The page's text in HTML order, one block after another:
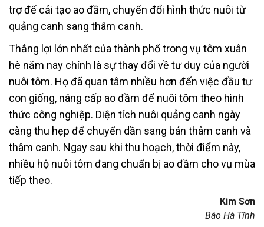
trợ để cải tạo ao đầm, chuyển đổi hình thức nuôi từ
quảng canh sang thâm canh.
Thắng lợi lớn nhất của thành phố trong vụ tôm xuân
hè năm nay chính là sự thay đổi về tư duy của người
nuôi tôm. Họ đã quan tâm nhiều hơn đến việc đầu tư
con giống, nâng cấp ao đầm để nuôi tôm theo hình
thức công nghiệp. Diện tích nuôi quảng canh ngày
càng thu hẹp để chuyển dần sang bán thâm canh và
thâm canh. Ngay sau khi thu hoạch, thời điểm này,
nhiều hộ nuôi tôm đang chuẩn bị ao đầm cho vụ mùa
tiếp theo.
Kim Sơn
Báo Hà Tĩnh